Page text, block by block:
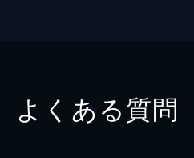
よくある質問